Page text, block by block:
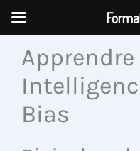
Aller
contenuApprendre
Bias